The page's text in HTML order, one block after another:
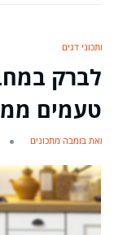
מתכוני דגים
לברק
טעמים
מאת בומבה מתכונים